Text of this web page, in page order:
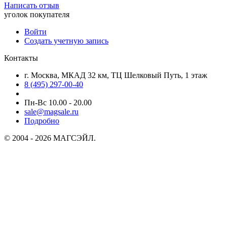
Написать отзыв
уголок покупателя
Войти
Создать учетную запись
Контакты
г. Москва, МКАД 32 км, ТЦ Шелковый Путь, 1 этаж
8 (495) 297-00-40
Пн-Вс 10.00 - 20.00
sale@magsale.ru
Подробно
© 2004 - 2026 МАГСЭЙЛ.